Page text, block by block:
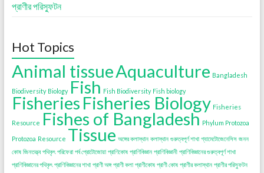
প্রাণীর পরিস্ফুটন
Hot Topics
Animal tissueAquaculture Bangladesh
Biodiversity Biology Fish Fish Biodiversity Fish biology
Fisheries Fisheries Biology Fisheries
Resource Fishes of Bangladesh Phylum Protozoa
Protozoa Resource Tissue অঙ্গের কলাস্থান কলাস্থান গুরুত্বপূর্ণ শাখা গ্যামেটোজেনেসিস জনন
কোষ জিনতত্ত্ব পথিকৃৎ পরিফেরা পর্ব প্রোটোজোয়া প্রাণিকোষ প্রাণিবিজ্ঞান প্রাণিবিজ্ঞানী প্রাণিবিজ্ঞানের গুরুত্বপূর্ণ শাখা
প্রাণিবিজ্ঞানের পথিকৃৎ প্রাণিবিজ্ঞানের শাখা প্রাণী অঙ্গ প্রাণী কলা প্রাণীকোষ প্রাণী কোষ প্রাণীর কলাস্থান প্রাণীর পরিস্ফুটন